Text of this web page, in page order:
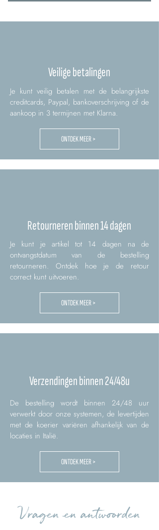
Veilige betalingen
Je kunt veilig betalen met de belangrijkste
creditcards, Paypal, bankoverschrijving of de
aankoop in 3 termijnen met Klarna.
ONTDEK MEER >
Retourneren binnen 14 dagen
Je kunt je artikel tot 14 dagen na de
ontvangstdatum van de bestelling
retourneren. Ontdek hoe je de retour
correct kunt uitvoeren.
ONTDEK MEER >
Verzendingen binnen 24/48u
De bestelling wordt binnen 24/48 uur
verwerkt door onze systemen, de levertijden
met de koerier variëren afhankelijk van de
locaties in Italië.
ONTDEK MEER >
Vragen en antwoorden